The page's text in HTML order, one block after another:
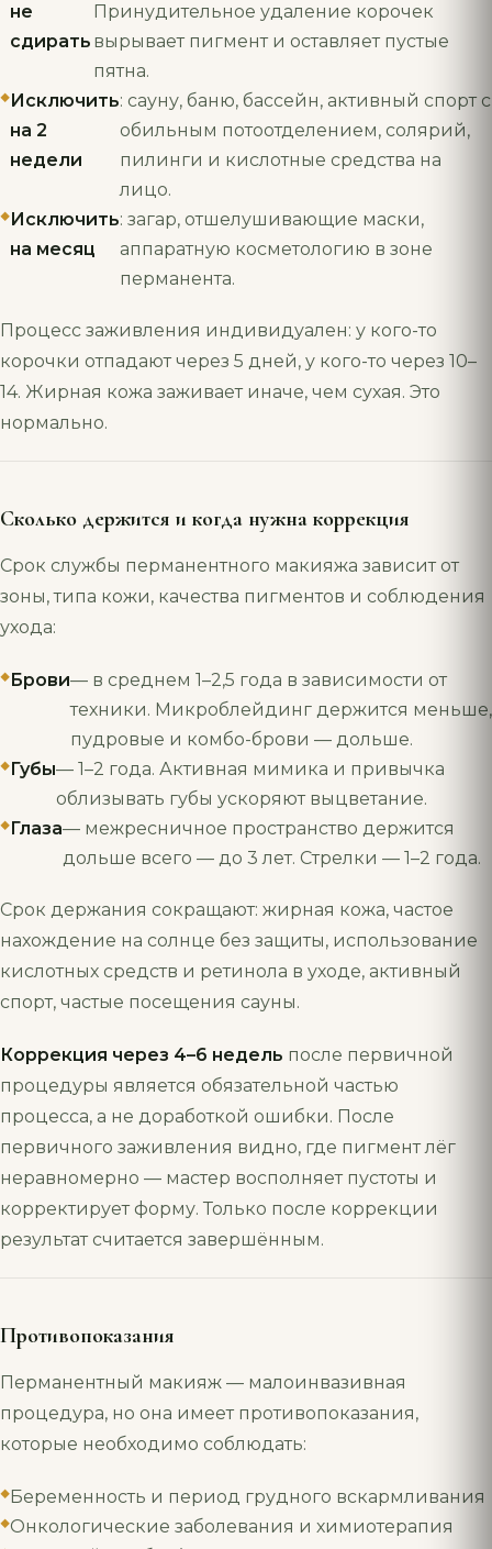
не
сдирать
Принудительное удаление корочек
вырывает пигмент и оставляет пустые
пятна.
Исключить
на 2
недели
: сауну, баню, бассейн, активный спорт с
обильным потоотделением, солярий,
пилинги и кислотные средства на
лицо.
Исключить
на месяц
: загар, отшелушивающие маски,
аппаратную косметологию в зоне
перманента.
Процесс заживления индивидуален: у кого-то
корочки отпадают через 5 дней, у кого-то через 10–
14. Жирная кожа заживает иначе, чем сухая. Это
нормально.
Сколько держится и когда нужна коррекция
Срок службы перманентного макияжа зависит от
зоны, типа кожи, качества пигментов и соблюдения
ухода:
Брови— в среднем 1–2,5 года в зависимости от
техники. Микроблейдинг держится меньше,
пудровые и комбо-брови — дольше.
Губы— 1–2 года. Активная мимика и привычка
облизывать губы ускоряют выцветание.
Глаза— межресничное пространство держится
дольше всего — до 3 лет. Стрелки — 1–2 года.
Срок держания сокращают: жирная кожа, частое
нахождение на солнце без защиты, использование
кислотных средств и ретинола в уходе, активный
спорт, частые посещения сауны.
Коррекция через 4–6 недель после первичной
процедуры является обязательной частью
процесса, а не доработкой ошибки. После
первичного заживления видно, где пигмент лёг
неравномерно — мастер восполняет пустоты и
корректирует форму. Только после коррекции
результат считается завершённым.
Противопоказания
Перманентный макияж — малоинвазивная
процедура, но она имеет противопоказания,
которые необходимо соблюдать:
Беременность и период грудного вскармливания
Онкологические заболевания и химиотерапия